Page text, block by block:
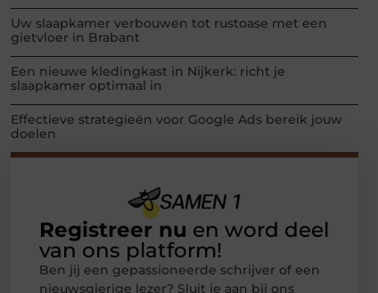
Uw slaapkamer verbouwen tot rustoase met een
gietvloer in Brabant
Een nieuwe kledingkast in Nijkerk: richt je
slaapkamer optimaal in
Effectieve strategieën voor Google Ads bereik jouw
doelen
Registreer nu en word deel
van ons platform!
Ben jij een gepassioneerde schrijver of een
nieuwsgierige lezer? Sluit je aan bij ons